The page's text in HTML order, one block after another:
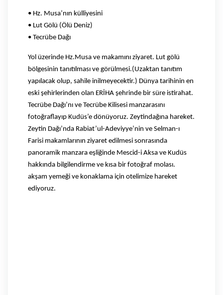
• Hz. Musa’nın külliyesini
• Lut Gölü (Ölü Deniz)
• Tecrübe Dağı
Yol üzerinde Hz.Musa ve makamını ziyaret. Lut gölü
bölgesinin tanıtılması ve görülmesi.(Uzaktan tanıtım
yapılacak olup, sahile inilmeyecektir.) Dünya tarihinin en
eski şehirlerinden olan ERİHA şehrinde bir süre istirahat.
Tecrübe Dağı’nı ve Tecrübe Kilisesi manzarasını
fotoğraflayıp Kudüs’e dönüyoruz. Zeytindağına hareket.
Zeytin Dağı’nda Rabiat’ul-Adeviyye’nin ve Selman-ı
Farisi makamlarının ziyaret edilmesi sonrasında
panoramik manzara eşliğinde Mescid-i Aksa ve Kudüs
hakkında bilgilendirme ve kısa bir fotoğraf molası.
akşam yemeği ve konaklama için otelimize hareket
ediyoruz.